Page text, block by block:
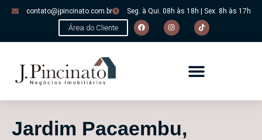
contato@jpincinato.com.br Seg. à Qui. 08h às 18h | Sex. 8h às 17h
Área do Cliente
Jardim Pacaembu,